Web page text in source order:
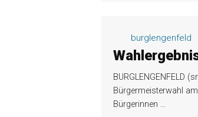
burglengenfeld
BURGLENGENFELD
Bürgermeisterwahl
Bürgerinnen …